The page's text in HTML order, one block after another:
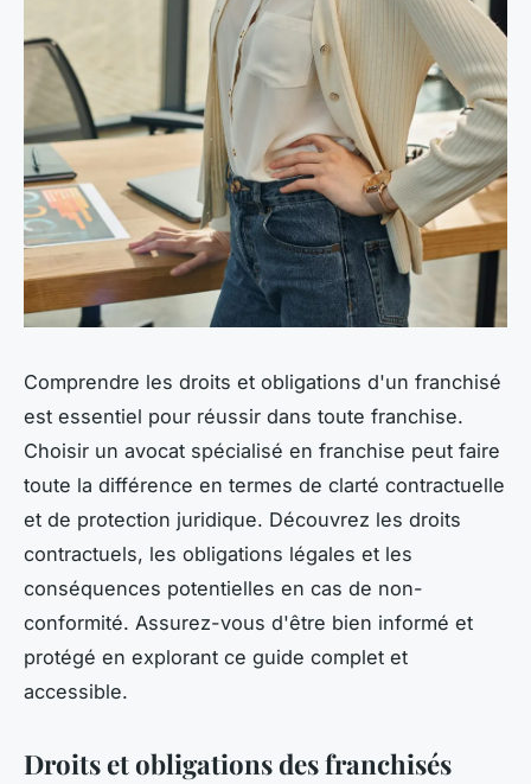
Comprendre les droits et obligations d'un franchisé
est essentiel pour réussir dans toute franchise.
Choisir un avocat spécialisé en franchise peut faire
toute la différence en termes de clarté contractuelle
et de protection juridique. Découvrez les droits
contractuels, les obligations légales et les
conséquences potentielles en cas de non-
conformité. Assurez-vous d'être bien informé et
protégé en explorant ce guide complet et
accessible.
Droits et obligations des franchisés